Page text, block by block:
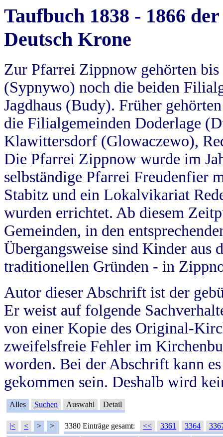
Taufbuch 1838 - 1866
Deutsch Krone
Zur Pfarrei Zippnow gehörten
(Sypnywo) noch die beiden
Jagdhaus (Budy). Früher
die Filialgemeinden Doderlage
Klawittersdorf (Glowaczewo),
Die Pfarrei Zippnow wurde im
selbständige Pfarrei Freudenfier
Stabitz und ein Lokalvikariat
wurden errichtet. Ab diesem
Gemeinden, in den
Übergangsweise sind Kinder aus
traditionellen Gründen - in
Autor dieser Abschrift ist der
Er weist auf folgende
von einer Kopie des Original-
zweifelsfreie Fehler im
worden. Bei der Abschrift kann
gekommen sein. Deshalb wird
Alles Suchen Auswahl Detail
|< < > >| 3380 Einträge gesamt: << 3361 3364